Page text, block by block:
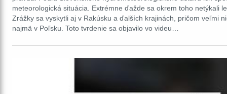
meteorologická situácia. Extrémne ďažde sa okrem toho netýkali
Zrážky sa vyskytli aj v Rakúsku a ďalších krajinách, pričom veľmi
najmä v Poľsku. Toto tvrdenie sa objavilo vo videu…